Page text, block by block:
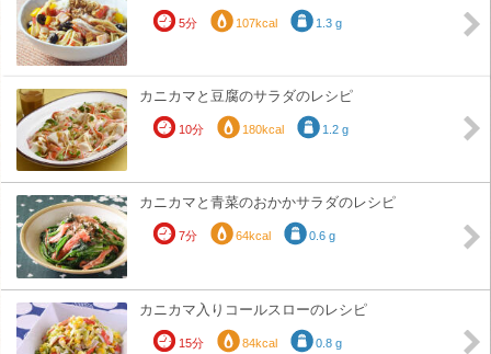
5分 107kcal 1.3 g
カニカマと豆腐のサラダのレシピ
10分 180kcal 1.2 g
カニカマと青菜のおかかサラダのレシピ
7分 64kcal 0.6 g
カニカマ入りコールスローのレシピ
15分 84kcal 0.8 g